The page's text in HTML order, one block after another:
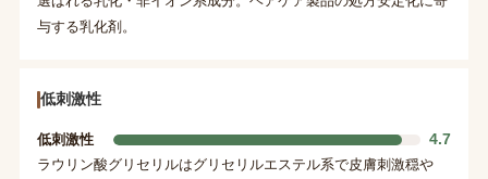
与する乳化剤。
低刺激性
低刺激性 4.7
ラウリン酸グリセリルはグリセリルエステル系で皮膚刺激穏や